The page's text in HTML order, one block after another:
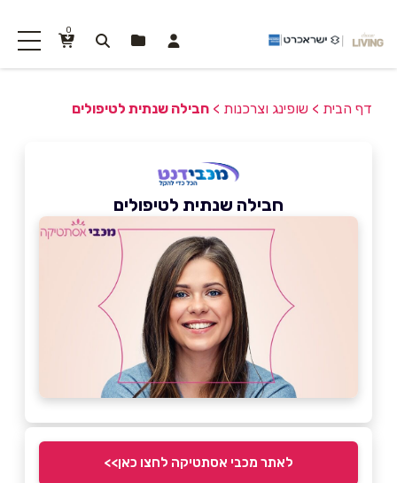
0
דף הבית > שופינג וצרכנות > חבילה שנתית לטיפולים
חבילה שנתית לטיפולים
לאתר מכבי אסתטיקה לחצו כאן>>